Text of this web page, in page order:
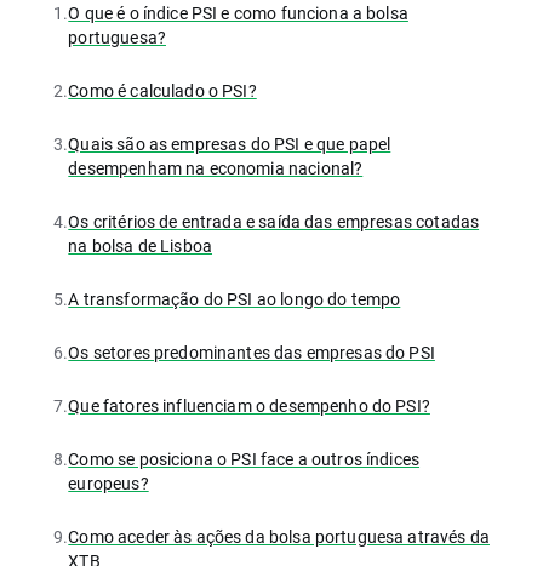
1.O que é o índice PSI e como funciona a bolsa
portuguesa?
2.Como é calculado o PSI?
3.Quais são as empresas do PSI e que papel
desempenham na economia nacional?
4.Os critérios de entrada e saída das empresas cotadas
na bolsa de Lisboa
5.A transformação do PSI ao longo do tempo
6.Os setores predominantes das empresas do PSI
7.Que fatores influenciam o desempenho do PSI?
8.Como se posiciona o PSI face a outros índices
europeus?
9.Como aceder às ações da bolsa portuguesa através da
XTB